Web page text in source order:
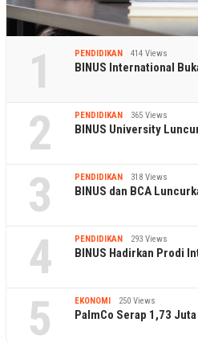
1 PENDIDIKAN 414 Views
BINUS International
2 PENDIDIKAN 365 Views
BINUS University
3 PENDIDIKAN 318 Views
BINUS dan BCA
4 PENDIDIKAN 293 Views
BINUS Hadirkan Prodi
5 EKONOMI 250 Views
PalmCo Serap 1,73